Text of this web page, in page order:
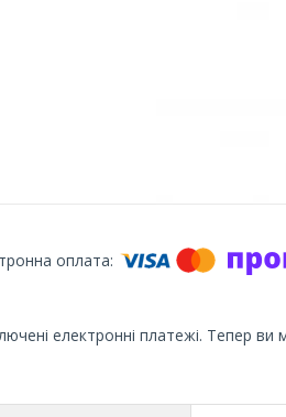
електронні платежі. Тепер